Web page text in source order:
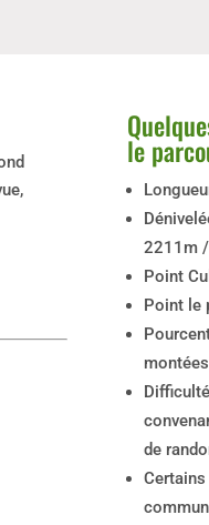
le
2211m
Point
Point le
de